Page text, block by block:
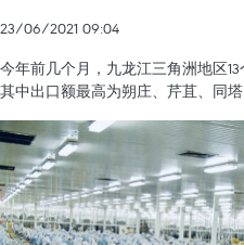
23/06/2021 09:04
今年前几个月，九龙江三角洲地区
其中出口额最高为朔庄、芹苴、同塔